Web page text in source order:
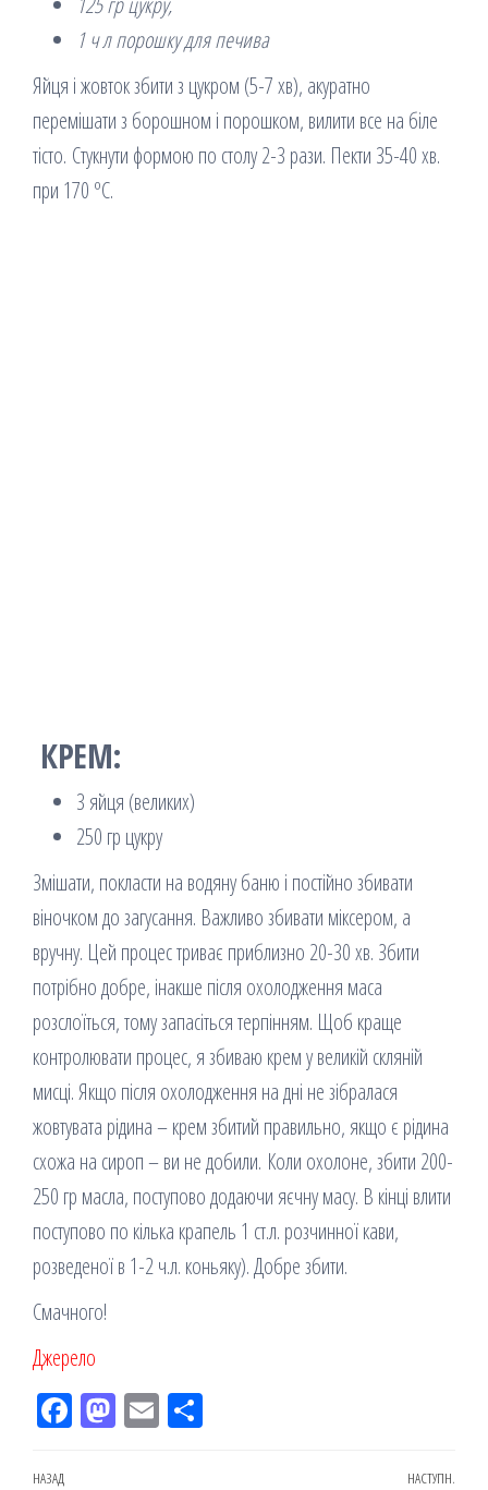
1 ч л порошку для печива
Яйця і жовток збити з цукром (5-7 хв), акуратно
перемішати з борошном і порошком, вилити все на біле
тісто. Стукнути формою по столу 2-3 рази. Пекти 35-40 хв.
при 170 ºС.
КРЕМ:
3 яйця (великих)
250 гр цукру
Змішати, покласти на водяну баню і постійно збивати
віночком до загусання. Важливо збивати міксером, а
вручну. Цей процес триває приблизно 20-30 хв. Збити
потрібно добре, інакше після охолодження маса
розслоїться, тому запасіться терпінням. Щоб краще
контролювати процес, я збиваю крем у великій скляній
мисці. Якщо після охолодження на дні не зібралася
жовтувата рідина – крем збитий правильно, якщо є рідина
схожа на сироп – ви не добили. Коли охолоне, збити 200-
250 гр масла, поступово додаючи яєчну масу. В кінці влити
поступово по кілька крапель 1 ст.л. розчинної кави,
розведеної в 1-2 ч.л. коньяку). Добре збити.
Смачного!
Джерело
Fac M Em
Попередній
НАЗАД НАСТУПН.